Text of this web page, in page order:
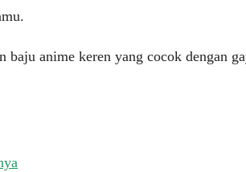
anime keren yang cocok dengan